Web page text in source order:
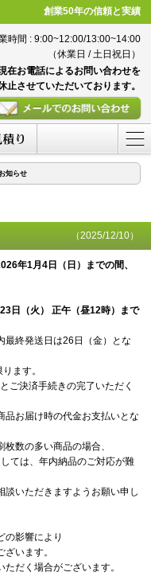
創業50年の信頼と実績
時間 : 9:00~12:00/13:00~14:00
（休業日 / 土日祝日）
在お電話によるお問い合わせを
止させていただいております。
知らせ
（2025/12/10）
年1月4日（日）までの間、
日（火） 正午（昼12時）まで
最終発送日は26日（金）とな
ます。
ご決済手続きの完了いただく
お届け時の代金お支払いとな
数の多い商品の場合、
ては、年内納品のご対応が難
いただきますようお願い申し
の影響により
います。
だく場合がございます。